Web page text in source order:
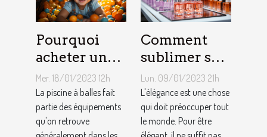
Pourquoi
acheter une
piscine à
balles à son
bébé ?
Mer. 18/01/2023 12h
La piscine à balles fait
partie des équipements
qu'on retrouve
Comment
sublimer ses
ongles ?
Lun. 09/01/2023 21h
L'élégance est une chose
qui doit préoccuper tout
le monde. Pour être